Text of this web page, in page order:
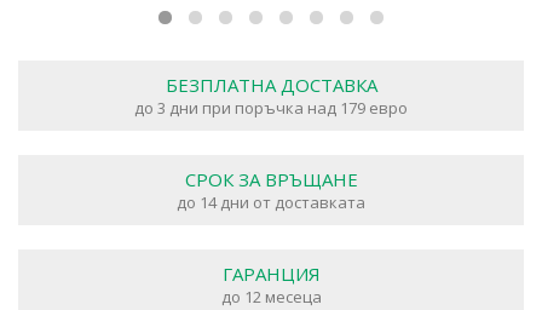
БЕЗПЛАТНА ДОСТАВКА
до 3 дни при поръчка над 179 евро
СРОК ЗА ВРЪЩАНЕ
до 14 дни от доставката
ГАРАНЦИЯ
до 12 месеца